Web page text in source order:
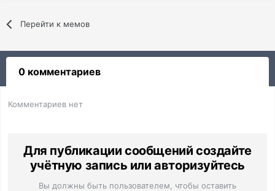
Перейти к мемов
0 комментариев
Комментариев нет
Для публикации сообщений создайте
учётную запись или авторизуйтесь
Вы должны быть пользователем, чтобы оставить